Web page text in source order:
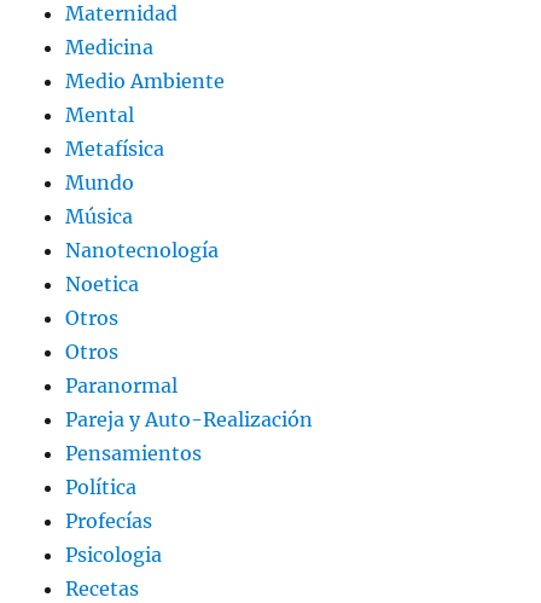
Maternidad
Medicina
Medio Ambiente
Mental
Metafísica
Mundo
Música
Nanotecnología
Noetica
Otros
Otros
Paranormal
Pareja y Auto-Realización
Pensamientos
Política
Profecías
Psicologia
Recetas